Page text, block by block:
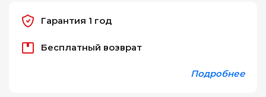
Гарантия 1 год
Бесплатный возврат
Подробнее